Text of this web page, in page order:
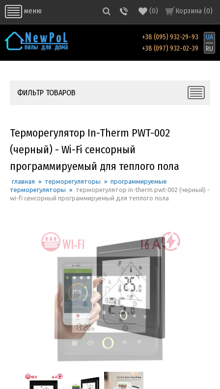
меню Корзина (0)
(0)
+38 (095) 932-29-93
+38 (097) 932-02-39
UA
RU
ФИЛЬТР ТОВАРОВ
Терморегулятор In-Therm PWT-002
(черный) - Wi-Fi сенсорный
программируемый для теплого пола
главная » терморегуляторы » программируемые
терморегуляторы » терморегулятор in-therm pwt-002 (черный) -
wi-fi сенсорный программируемый для теплого пола